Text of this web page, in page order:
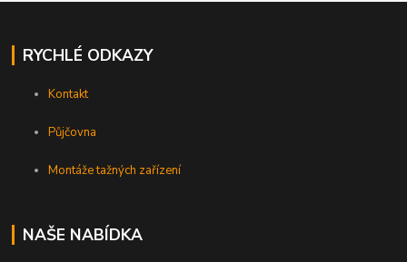
RYCHLÉ ODKAZY
Kontakt
Půjčovna
Montáže tažných zařízení
NAŠE NABÍDKA